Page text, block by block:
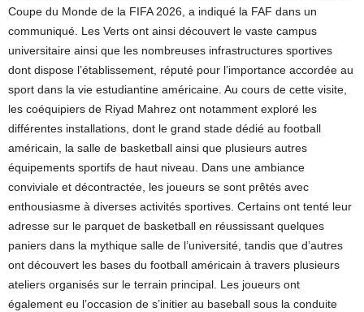
Coupe du Monde de la FIFA 2026, a indiqué la FAF dans un
communiqué. Les Verts ont ainsi découvert le vaste campus
universitaire ainsi que les nombreuses infrastructures sportives
dont dispose l’établissement, réputé pour l’importance accordée au
sport dans la vie estudiantine américaine. Au cours de cette visite,
les coéquipiers de Riyad Mahrez ont notamment exploré les
différentes installations, dont le grand stade dédié au football
américain, la salle de basketball ainsi que plusieurs autres
équipements sportifs de haut niveau. Dans une ambiance
conviviale et décontractée, les joueurs se sont prêtés avec
enthousiasme à diverses activités sportives. Certains ont tenté leur
adresse sur le parquet de basketball en réussissant quelques
paniers dans la mythique salle de l’université, tandis que d’autres
ont découvert les bases du football américain à travers plusieurs
ateliers organisés sur le terrain principal. Les joueurs ont
également eu l’occasion de s’initier au baseball sous la conduite